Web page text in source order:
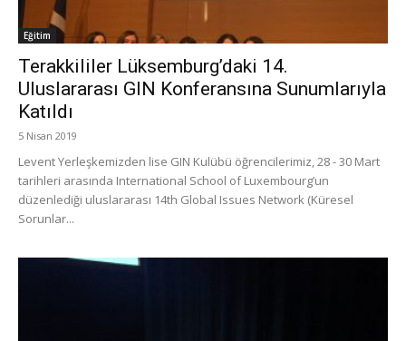
Eğitim
Terakkililer Lüksemburg’daki 14.
Uluslararası GIN Konferansına Sunumlarıyla
Katıldı
5 Nisan 2019
Levent Yerleşkemizden lise GIN Kulübü öğrencilerimiz, 28 - 30 Mart
tarihleri arasında International School of Luxembourg’un
düzenlediği uluslararası 14th Global Issues Network (Küresel
Sorunlar...